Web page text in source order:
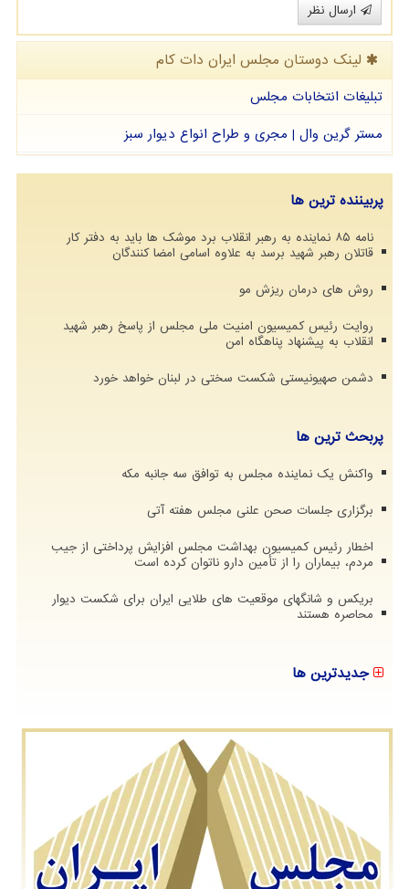
ارسال نظر
لینک دوستان مجلس ایران دات كام
تبلیغات انتخابات مجلس
مستر گرین وال | مجری و طراح انواع دیوار سبز
پربیننده ترین ها
نامه ۸۵ نماینده به رهبر انقلاب برد موشک ها باید به دفتر کار
قاتلان رهبر شهید برسد به علاوه اسامی امضا کنندگان
روش های درمان ریزش مو
روایت رئیس کمیسیون امنیت ملی مجلس از پاسخ رهبر شهید
انقلاب به پیشنهاد پناهگاه امن
دشمن صهیونیستی شکست سختی در لبنان خواهد خورد
پربحث ترین ها
واکنش یک نماینده مجلس به توافق سه جانبه مکه
برگزاری جلسات صحن علنی مجلس هفته آتی
اخطار رئیس کمیسیون بهداشت مجلس افزایش پرداختی از جیب
مردم، بیماران را از تأمین دارو ناتوان کرده است
بریکس و شانگهای موقعیت های طلایی ایران برای شکست دیوار
محاصره هستند
جدیدترین ها